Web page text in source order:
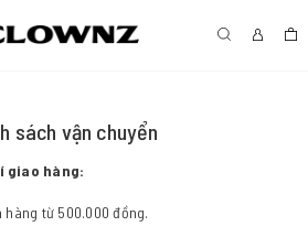
sách vận chuyển
giao hàng:
hàng từ 500.000 đồng.